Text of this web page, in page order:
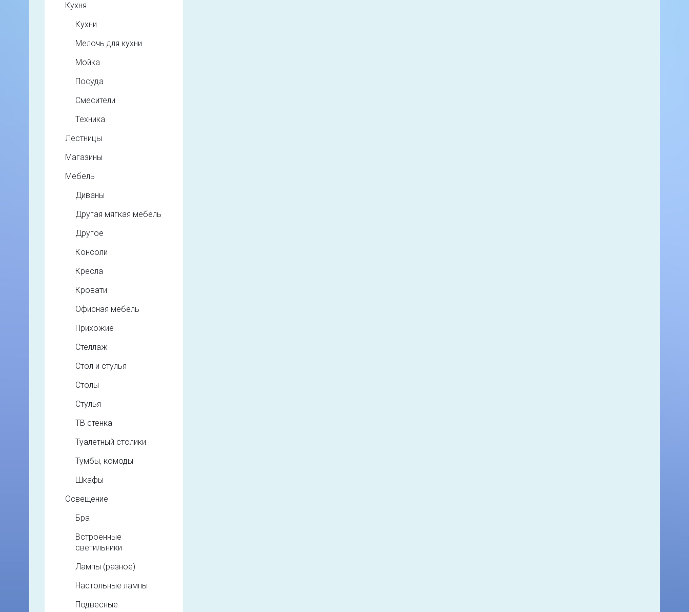
Кухня
Кухни
Мелочь для кухни
Мойка
Посуда
Смесители
Техника
Лестницы
Магазины
Мебель
Диваны
Другая мягкая мебель
Другое
Консоли
Кресла
Кровати
Офисная мебель
Прихожие
Стеллаж
Стол и стулья
Столы
Стулья
ТВ стенка
Туалетный столики
Тумбы, комоды
Шкафы
Освещение
Бра
Встроенные
светильники
Лампы (разное)
Настольные лампы
Подвесные